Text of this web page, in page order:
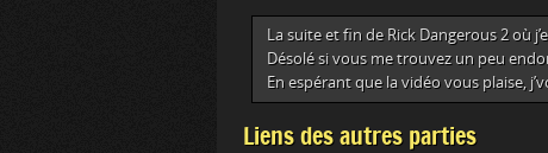
La suite et fin de Rick Dangerous 2 où
Désolé si vous me trouvez un peu
En espérant que la vidéo vous plaise,
Liens des autres parties